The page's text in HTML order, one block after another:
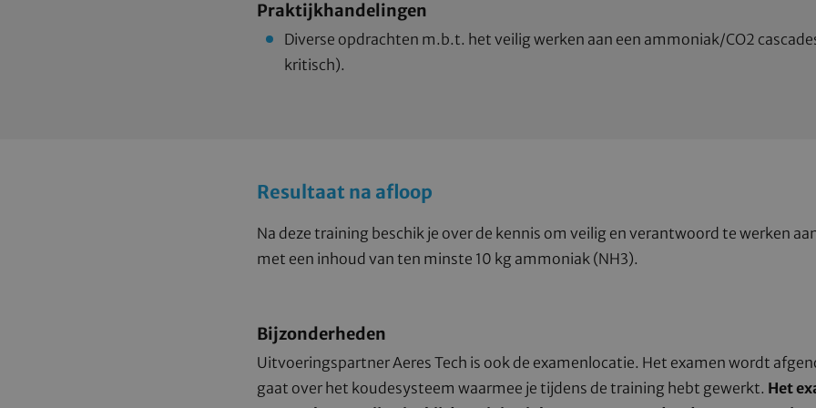
Praktijkhandelingen
Diverse opdrachten m.b.t. het veilig werken aan een ammoniak/CO2
kritisch).
Resultaat na afloop
Na deze training beschik je over de kennis om veilig en verantwoord te werken
met een inhoud van ten minste 10 kg ammoniak (NH3).
Bijzonderheden
Uitvoeringspartner Aeres Tech is ook de examenlocatie. Het examen wordt
gaat over het koudesysteem waarmee je tijdens de training hebt gewerkt. Het